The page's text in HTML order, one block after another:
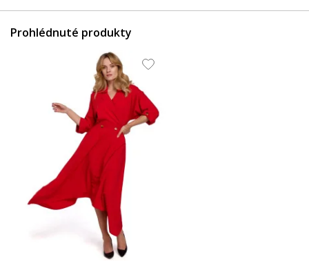
50.16 EUR
30.25 EUR
Prohlédnuté produkty